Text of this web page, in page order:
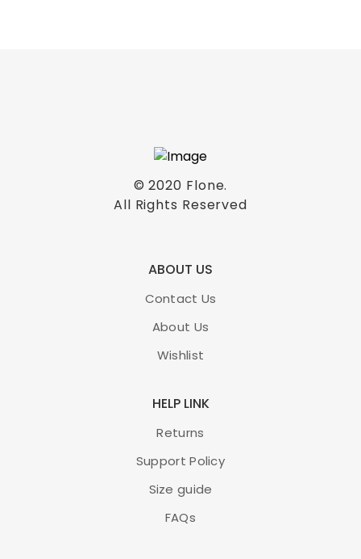
© 2020 Flone.
All Rights Reserved
ABOUT US
Contact Us
About Us
Wishlist
HELP LINK
Returns
Support Policy
Size guide
FAQs